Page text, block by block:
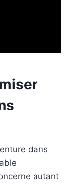
dans
autant